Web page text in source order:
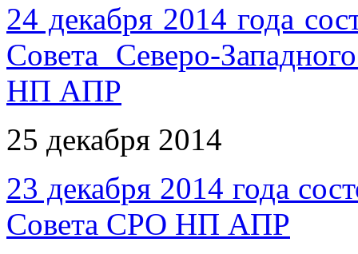
24 декабря 2014 года
Совета Северо-
НП АПР
25 декабря 2014
23 декабря 2014 года
Совета СРО НП АПР